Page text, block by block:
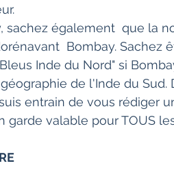
Bombay. Sachez
Inde du Nord" si
de l'Inde du
entrain de vous rédiger
garde valable pour TOUS